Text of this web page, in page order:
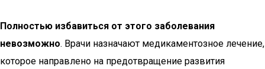
Полностью избавиться от этого заболевания
невозможно. Врачи назначают медикаментозное лечение,
которое направлено на предотвращение развития